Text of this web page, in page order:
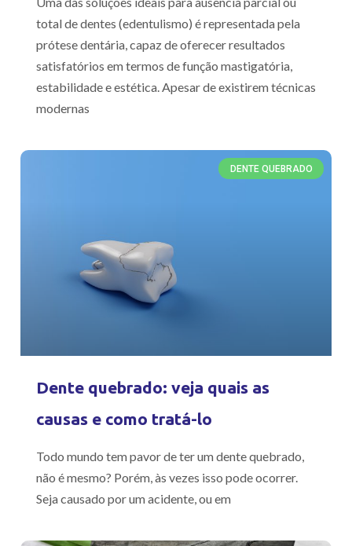
total de dentes (edentulismo) é representada pela
prótese dentária, capaz de oferecer resultados
satisfatórios em termos de função mastigatória,
estabilidade e estética. Apesar de existirem técnicas
modernas
DENTE QUEBRADO
Dente quebrado: veja quais as
causas e como tratá-lo
Todo mundo tem pavor de ter um dente quebrado,
não é mesmo? Porém, às vezes isso pode ocorrer.
Seja causado por um acidente, ou em